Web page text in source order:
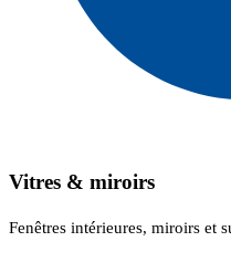
Vitres & miroirs
Fenêtres intérieures, miroirs et